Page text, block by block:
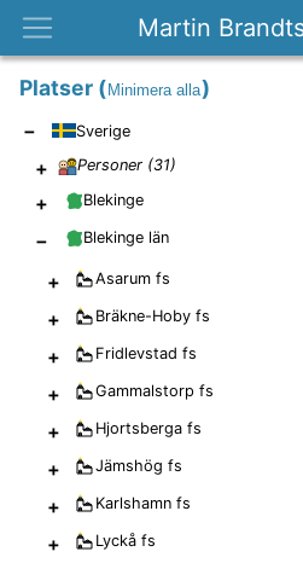
Martin
Platser
Kontakt
Platser (Minimera alla)
− Sverige
+ Personer (31)
+ Blekinge
− Blekinge län
+ Asarum fs
+ Bräkne-Hoby fs
+ Fridlevstad fs
+ Gammalstorp fs
+ Hjortsberga fs
+ Jämshög fs
+ Karlshamn fs
+ Lyckå fs